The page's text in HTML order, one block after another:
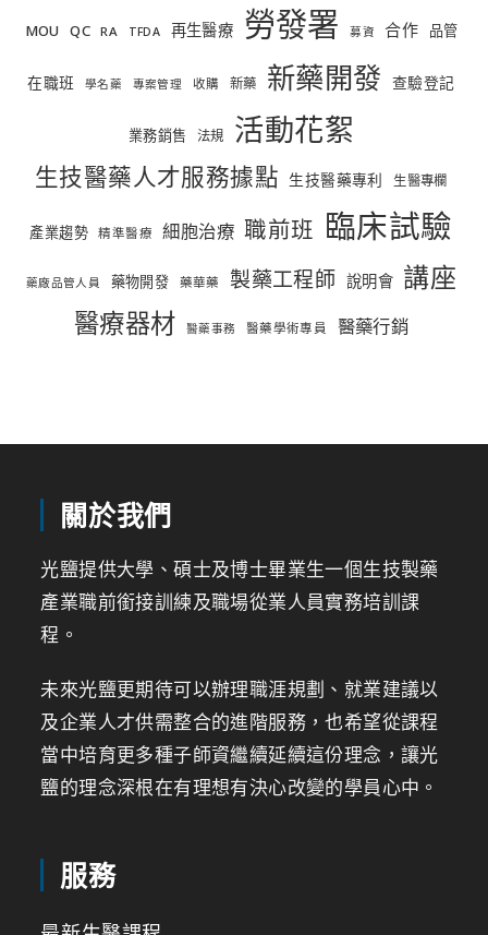
MOU QC RA TFDA 再生醫療 勞發署 募資 合作 品管
在職班 學名藥 專案管理 收購 新藥 新藥開發 查驗登記
業務銷售 法規 活動花絮
生技醫藥人才服務據點 生技醫藥專利 生醫專欄
產業趨勢 精準醫療 細胞治療 職前班 臨床試驗
藥廠品管人員 藥物開發 藥華藥 製藥工程師 說明會 講座
醫療器材 醫藥事務 醫藥學術專員 醫藥行銷
關於我們
光鹽提供大學、碩士及博士畢業生一個生技製藥
產業職前銜接訓練及職場從業人員實務培訓課
程。
未來光鹽更期待可以辦理職涯規劃、就業建議以
及企業人才供需整合的進階服務，也希望從課程
當中培育更多種子師資繼續延續這份理念，讓光
鹽的理念深根在有理想有決心改變的學員心中。
服務